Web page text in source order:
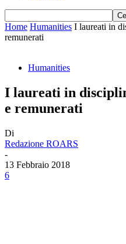
Home Humanities I laureati in
remunerati
Humanities
I laureati in
e remunerati
Di
Redazione ROARS
-
13 Febbraio 2018
6